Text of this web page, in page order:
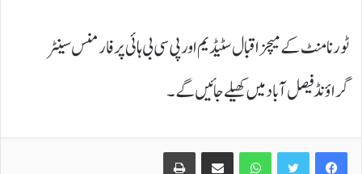
ٹورنامنٹ کے میچز اقبال سٹیڈیم اور پی سی بی ہائی پرفارمنس سینٹر
گراؤنڈ فیصل آباد میں کھیلے جائیں گے۔
Facebook
Twitter
WhatsApp
Share via Email
Print